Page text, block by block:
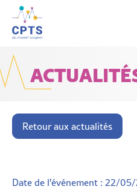
Retour aux actualités
Date de l'événement : 22/